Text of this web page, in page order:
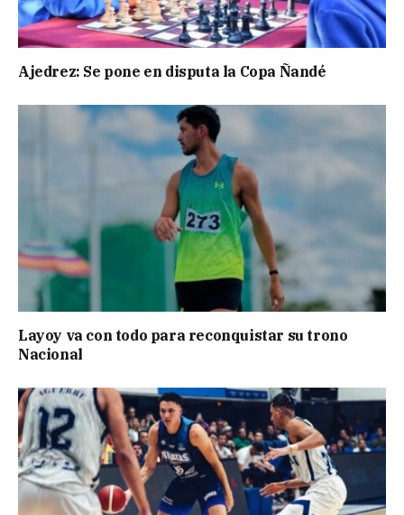
Ajedrez: Se pone en disputa la Copa Ñandé
Layoy va con todo para reconquistar su trono
Nacional